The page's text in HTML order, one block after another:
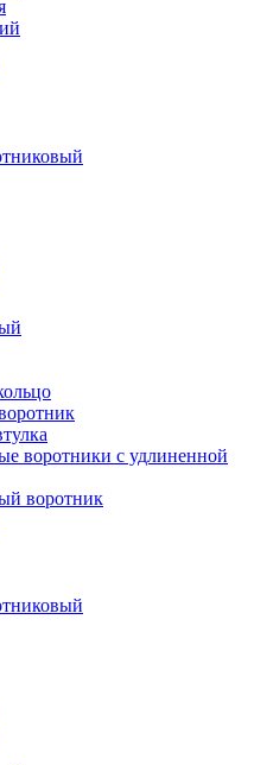
воротники с удлиненной
воротник